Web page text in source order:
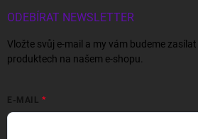
ODEBÍRAT NEWSLETTER
Vložte svůj e-mail a my vám budeme
produktech na našem e-shopu.
E-MAIL